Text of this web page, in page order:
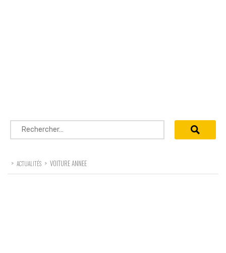
Rechercher :
> ACTUALITÉS > VOITURE ANNEE